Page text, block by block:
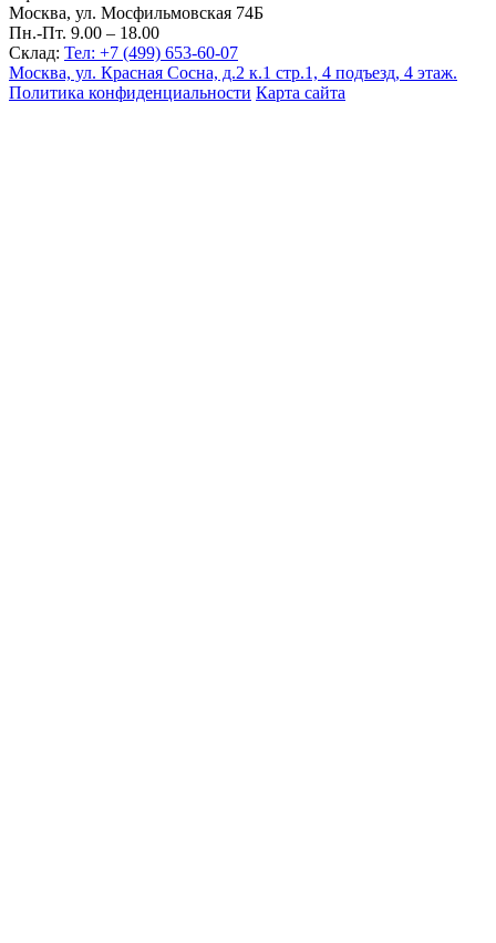
Москва, ул. Мосфильмовская 74Б
Пн.-Пт. 9.00 – 18.00
Склад: Тел: +7 (499) 653-60-07
Москва, ул. Красная Сосна, д.2 к.1 стр.1, 4 подъезд, 4 этаж.
Политика конфиденциальности Карта сайта